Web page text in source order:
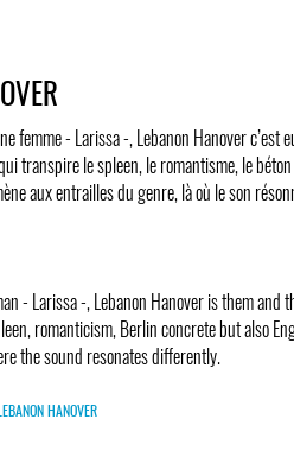
femme - Larissa -, Lebanon Hanover
transpire le spleen, le romantisme, le
aux entrailles du genre, là où le son
- Larissa -, Lebanon Hanover is them
romanticism, Berlin concrete but also
the sound resonates differently.
HANOVER